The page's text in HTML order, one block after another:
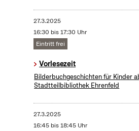
27.3.2025
16:30 bis 17:30 Uhr
Eintritt frei
Vorlesezeit
Bilderbuchgeschichten für Kinder
Stadtteilbibliothek Ehrenfeld
27.3.2025
16:45 bis 18:45 Uhr